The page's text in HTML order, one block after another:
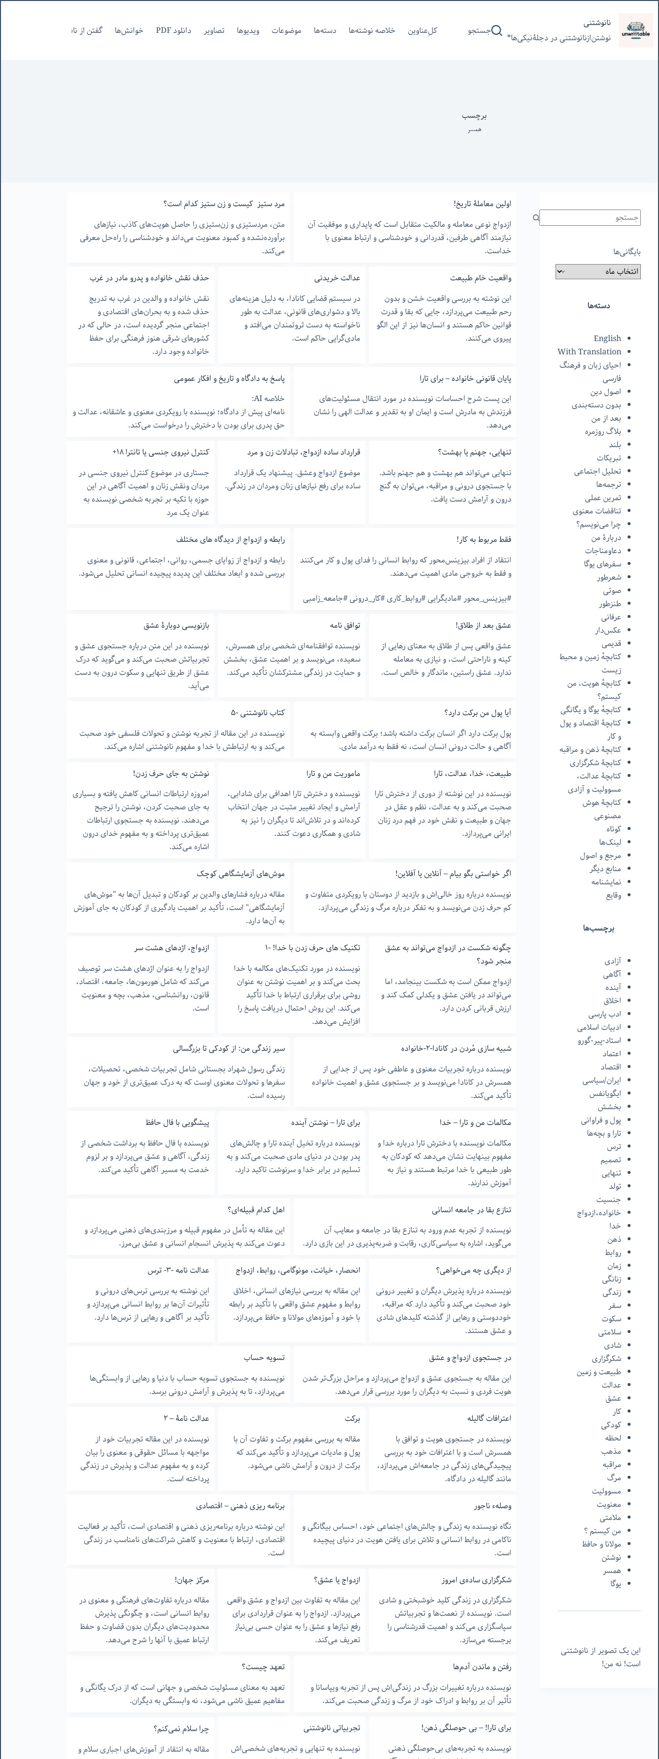
محتوا
نانوشتنی
نوشتن‌از‌نانوشتنی‌ در‌ دجلۀنیکی‌ها*
جستجو کل‌ِعناوین خلاصه نوشته‌ها دسته‌ها موضوعات ویدیوها تصاویر دانلود PDF خوانش‌ها گفتن از نانوشتنی
برچسب
همسر
اولین معاملۀ تاریخ!
ازدواج نوعی معامله و مالکیت متقابل است که پایداری و موفقیت آن
نیازمند آگاهی طرفین، قدردانی و خودشناسی و ارتباط معنوی با
خداست.
مرد ستیز کیست و زن ستیز کدام است؟
متن، مردستیزی و زن‌ستیزی را حاصل هویت‌های کاذب، نیازهای
برآورده‌نشده و کمبود معنویت می‌داند و خودشناسی را راه‌حل معرفی
می‌کند.
واقعیت خام طبیعت
این نوشته به بررسی واقعیت خشن و بدون
رحم طبیعت می‌پردازد، جایی که بقا و قدرت
قوانین حاکم هستند و انسان‌ها نیز از این الگو
پیروی می‌کنند.
عدالت خریدنی
در سیستم قضایی کانادا، به دلیل هزینه‌های
بالا و دشواری‌های قانونی، عدالت به طور
ناخواسته به دست ثروتمندان می‌افتد و
مادی‌گرایی حاکم است.
حذف نقش خانواده و پدرو مادر در غرب
نقش خانواده و والدین در غرب به تدریج
حذف شده و به بحران‌های اقتصادی و
اجتماعی منجر گردیده است، در حالی که در
کشورهای شرقی هنوز فرهنگی برای حفظ
خانواده وجود دارد.
پایان قانونی خانواده – برای تارا
این پست شرح احساسات نویسنده در مورد انتقال مسئولیت‌های
فرزندش به مادرش است و ایمان او به تقدیر و عدالت الهی را نشان
می‌دهد.
پاسخ به دادگاه و تاریخ و افکار عمومی
خلاصه AI:
نامه‌ای پیش از دادگاه؛ نویسنده با رویکردی معنوی و عاشقانه، عدالت و
حق پدری برای بودن با دخترش را درخواست می‌کند.
تنهایی، جهنم یا بهشت؟
تنهایی می‌تواند هم بهشت و هم جهنم باشد.
با جستجوی درونی و مراقبه، می‌توان به گنج
درون و آرامش دست یافت.
قرارداد ساده ازدواج، تبادلات زن و مرد
موضوع ازدواج وعشق. پیشنهاد یک قرارداد
ساده برای رفع نیازهای زنان ومردان در زندگی.
کنترل نیروی جنسی یا تانترا ۱۸+
جستاری در موضوع کنترل نیروی جنسی در
مردان ونقش زنان و اهمیت آگاهی در این
حوزه با تکیه بر تجربه شخصی نویسنده به
عنوان یک مرد
فقط مربوط به کار!
انتقاد از افراد بیزینس‌محور که روابط انسانی را فدای پول و کار می‌کنند
و فقط به خروجی مادی اهمیت می‌دهند.
#بیزینس_محور #مادیگرایی #روابط_کاری #کار_درونی #جامعه_زامبی
رابطه و ازدواج از دیدگاه های مختلف
رابطه و ازدواج از زوایای جسمی، روانی، اجتماعی، قانونی و معنوی
بررسی شده و ابعاد مختلف این پدیده پیچیده انسانی تحلیل می‌شود.
عشق بعد از طلاق!
عشق واقعی پس از طلاق به معنای رهایی از
کینه و ناراحتی است، و نیازی به معامله
ندارد. عشق راستین، ماندگار و خالص است.
توافق نامه
نویسنده توافقنامه‌ای شخصی برای همسرش،
سعیده، می‌نویسد و بر اهمیت عشق، بخشش
و حمایت در زندگی مشترکشان تأکید می‌کند.
بازنویسی دوبارۀ عشق
نویسنده در این متن درباره جستجوی عشق و
تجربیاتش صحبت می‌کند و می‌گوید که درک
عشق از طریق تنهایی و سکوت درون به دست
می‌آید.
آیا پول من برکت دارد؟
پول برکت دارد اگر انسان برکت داشته باشد؛ برکت واقعی وابسته به
آگاهی و حالت درونی انسان است، نه فقط به درآمد مادی.
کتاب نانوشتنی -۵
نویسنده در این مقاله از تجربه نوشتن و تحولات فلسفی خود صحبت
می‌کند و به ارتباطش با خدا و مفهوم نانوشتنی اشاره می‌کند.
طبیعت، خدا، عدالت، تارا
نویسنده در این نوشته از دوری از دخترش تارا
صحبت می‌کند و به عدالت، نظم و عقل در
جهان و طبیعت و نقش خود در فهم درد زنان
ایرانی می‌پردازد.
ماموریت من و تارا
نویسنده و دخترش تارا اهدافی برای شادابی،
آرامش و ایجاد تغییر مثبت در جهان انتخاب
کرده‌اند و در تلاش‌اند تا دیگران را نیز به
شادی و همکاری دعوت کنند.
نوشتن به جای حرف زدن!
امروزه ارتباطات انسانی کاهش یافته و بسیاری
به جای صحبت کردن، نوشتن را ترجیح
می‌دهند. نویسنده به جستجوی ارتباطات
عمیق‌تری پرداخته و به مفهوم خدای درون
اشاره می‌کند.
اگر خواستی بگو بیام – آنلاین یا آفلاین!
نویسنده درباره روز خالی‌اش و بازدید از دوستان با رویکردی متفاوت و
کم حرف زدن می‌نویسد و به تفکر درباره مرگ و زندگی می‌پردازد.
موش‌های آزمایشگاهی کوچک
مقاله درباره فشارهای والدین بر کودکان و تبدیل آن‌ها به "موش‌های
آزمایشگاهی" است، تأکید بر اهمیت یادگیری از کودکان به جای آموزش
به آن‌ها دارد.
چگونه شکست در ازدواج می‌تواند به عشق
منجر شود؟
ازدواج ممکن است به شکست بینجامد، اما
می‌تواند در یافتن عشق و یکدلی کمک کند و
ارزش قربانی کردن دارد.
تکنیک های حرف زدن با خدا! -١
نویسنده در مورد تکنیک‌های مکالمه با خدا
بحث می‌کند و بر اهمیت نوشتن به عنوان
روشی برای برقراری ارتباط با خدا تأکید
می‌کند. این روش احتمال دریافت پاسخ را
افزایش می‌دهد.
ازدواج، اژدهای هشت سر
ازدواج را به عنوان اژدهای هشت سر توصیف
می‌کند که شامل هورمون‌ها، جامعه، اقتصاد،
قانون، روانشناسی، مذهب، بچه و معنویت
است.
شبیه سازی مُردن در کانادا-٢-خانواده
نویسنده درباره تجربیات معنوی و عاطفی خود پس از جدایی از
همسرش در کانادا می‌نویسد و بر جستجوی عشق و اهمیت خانواده
تأکید می‌کند.
سیر زندگی من: از کودکی تا بزرگسالی
زندگی رسول شهراد بجستانی شامل تجربیات شخصی، تحصیلات،
سفرها و تحولات معنوی اوست که به درک عمیق‌تری از خود و جهان
رسیده است.
مکالمات من و تارا – خدا
مکالمات نویسنده با دخترش تارا درباره خدا و
مفهوم بینهایت نشان می‌دهد که کودکان به
طور طبیعی با خدا مرتبط هستند و نیاز به
آموزش ندارند.
برای تارا – نوشتن آینده
نویسنده درباره تخیل آینده تارا و چالش‌های
پدر بودن در دنیای مادی صحبت می‌کند و به
تسلیم در برابر خدا و سرنوشت تاکید دارد.
پیشگویی با فال حافظ
نویسنده با فال حافظ به برداشت شخصی از
زندگی، آگاهی و عشق می‌پردازد و بر لزوم
خدمت به مسیر آگاهی تأکید می‌کند.
تنازع بقا در جامعه انسانی
نویسنده از تجربه عدم ورود به تنازع بقا در جامعه و معایب آن
می‌گوید، اشاره به سیاسی‌کاری، رقابت و ضربه‌پذیری در این بازی دارد.
اهل کدام قبیله‌ای؟
این مقاله به تأمل در مفهوم قبیله و مرزبندی‌های ذهنی می‌پردازد و
دعوت می‌کند به پذیرش انسجام انسانی و عشق بی‌مرز.
از دیگری چه می‌خواهی؟
نویسنده درباره پذیرش دیگران و تغییر درونی
خود صحبت می‌کند و تأکید دارد که مراقبه،
خوددوستی و رهایی از گذشته کلیدهای شادی
و عشق هستند.
انحصار، خیانت، مونوگامی، روابط،‌ ازدواج
این مقاله به بررسی نیازهای انسانی، اخلاق
روابط و مفهوم عشق واقعی با تأکید بر رابطه
با خود و آموزه‌های مولانا و حافظ می‌پردازد.
عدالت نامه -۳- ترس
این نوشته به بررسی ترس‌های درونی و
تأثیرات آن‌ها بر روابط انسانی می‌پردازد و
تأکید بر آگاهی و رهایی از ترس‌ها دارد.
در جستجوی ازدواج و عشق
این مقاله به جستجوی عشق و ازدواج می‌پردازد و مراحل بزرگ‌تر شدن
هویت فردی و نسبت به دیگران را مورد بررسی قرار می‌دهد.
تسویه حساب
نویسنده به جستجوی تسویه حساب با دنیا و رهایی از وابستگی‌ها
می‌پردازد، تا به پذیرش و آرامش درونی برسد.
اعترافات گالیله
نویسنده در جستجوی هویت و توافق با
همسرش است و با اعترافات خود به بررسی
پیچیدگی‌های زندگی در جامعه‌اش می‌پردازد،
مانند گالیله در دادگاه.
برکت
مقاله به بررسی مفهوم برکت و تفاوت آن با
پول و مادیات می‌پردازد و تأکید می‌کند که
برکت از درون و آرامش ناشی می‌شود.
عدالت نامۀ – ۲
نویسنده در این مقاله تجربیات خود از
مواجهه با مسائل حقوقی و معنوی را بیان
کرده و به مفهوم عدالت و پذیرش در زندگی
پرداخته است.
وصلهء ناجور
نگاه نویسنده به زندگی و چالش‌های اجتماعی خود، احساس بیگانگی و
ناکامی در روابط انسانی و تلاش برای یافتن هویت در دنیای پیچیده
است.
برنامه ریزی ذهنی – اقتصادی
این نوشته درباره برنامه‌ریزی ذهنی و اقتصادی است، تأکید بر فعالیت
اقتصادی، ارتباط با معنویت و کاهش شراکت‌های نامناسب در زندگی
است.
شکرگزاری ساده‌ی امروز
شکرگزاری در زندگی کلید خوشبختی و شادی
است. نویسنده از نعمت‌ها و تجربیاتش
سپاسگزاری می‌کند و اهمیت قدرشناسی را
برجسته می‌سازد.
ازدواج یا عشق؟
این مقاله به تفاوت بین ازدواج و عشق واقعی
می‌پردازد. ازدواج را به عنوان قراردادی برای
رفع نیازها و عشق را به عنوان حسی بی‌نیاز
تعریف می‌کند.
مرکز جهان!
مقاله درباره تفاوت‌های فرهنگی و معنوی در
روابط انسانی است، و چگونگی پذیرش
محدودیت‌های دیگران بدون قضاوت و حفظ
ارتباط عمیق با آنها را شرح می‌دهد.
رفتن و ماندن آدم‌ها
نویسنده درباره تغییرات بزرگ در زندگی‌اش پس از تجربه ویپاسانا و
تأثیر آن بر روابط و ادراک خود از مرگ و زندگی صحبت می‌کند.
تعهد چیست؟
تعهد به معنای مسئولیت شخصی و جهانی است که از درک یگانگی و
مفاهیم عمیق ناشی می‌شود، نه وابستگی به دیگران.
برای تارا! – بی حوصلگی ذهن!
نویسنده به تجربه‌های بی‌حوصلگی ذهنی
تجربیاتی نانوشتنی
نویسنده به تنهایی و تجربه‌های شخصی‌اش
چرا سلام نمی‌کنم؟
مقاله به انتقاد از آموزش‌های اجباری سلام و
بایگانی‌ها
دسته‌ها
English
With Translation
احیای زبان و فرهنگ
فارسی
اصول دین
بدون دسته‌بندی
بعد از من
بلاگ روزمره
بلند
تبریکات
تحلیل اجتماعی
ترجمه‌ها
تمرین عملی
تناقضات معنوی
چرا می‌نویسم؟
دربارۀ من
دعاومناجات
سفرهای یوگا
شعرطور
صوتی
طنزطور
عرفانی
عکس‌دار
قدیمی
کتابچهٔ زمین و محیط
زیست
کتابچهٔ هویت، من
کیستم؟
کتابچهٔ یوگا و یگانگی
کتابچۀ اقتصاد و پول
و کار
کتابچۀ ذهن و مراقبه
کتابچۀ شکرگزاری
کتابچۀ عدالت،
مسوولیت و آزادی
کتابچۀ هوش
مصنوعی
کوتاه
لینک‌ها
مرجع و اصول
منابع دیگر
نمایشنامه
وقایع
برچسب‌ها
آزادی
آگاهی
آینده
اخلاق
ادب پارسی
ادبیات اسلامی
استاد-پیر-گورو
اعتماد
اقتصاد
ایران/سیاسی
ایگویانفس
بخشش
پول و فراوانی
تارا و بچه‌ها
ترس
تصمیم
تنهایی
تولد
جنسیت
خانواده،ازدواج
خدا
ذهن
روابط
زمان
زنانگی
زندگی
سفر
سکوت
سلامتی
شادی
شکرگزاری
طبیعت و زمین
عدالت
عشق
کار
کودکی
لحظه
مذهب
مراقبه
مرگ
مسوولیت
معنویت
ملامتی
من‌ کیستم ؟
مولانا و حافظ
نوشتن
همسر
یوگا
این یک تصویر از نانوشتنی
است! نه من!